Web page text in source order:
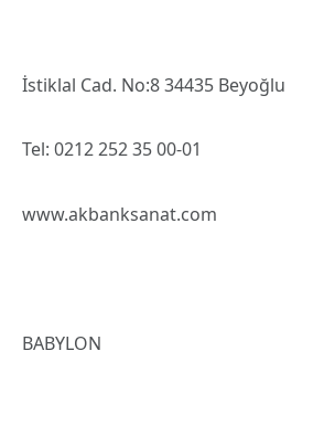
İstiklal Cad. No:8 34435 Beyoğlu
Tel: 0212 252 35 00-01
www.akbanksanat.com
BABYLON